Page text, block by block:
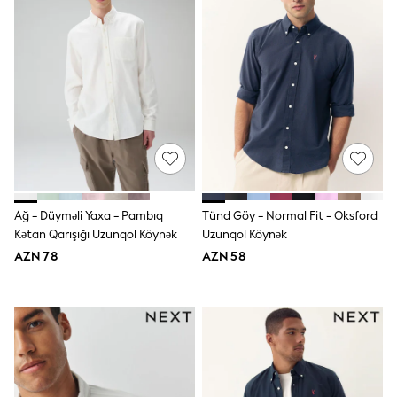
Dresses & Playsuits
Trousers
Shirts & Blouses
Sweatshirts, Jumpers & Cardigans
All Girls Sports & Swimwear
Coats & Jackets
Underwear & Socks
Bags & Backpacks
Lunchboxes & Drink Bottles
All Bags & Accessories
Bags
Hats, Gloves & Scarves
Shop all
Disney
All Girls Sportwear
Trainers
T-Shirts & Vests
Leggings, Joggers & Shorts
Ağ - Düyməli Yaxa - Pambıq
Kətan Qarışığı Uzunqol Köynək
AZN 78
Tünd Göy - Normal Fit - Oksford
Uzunqol Köynək
AZN 58